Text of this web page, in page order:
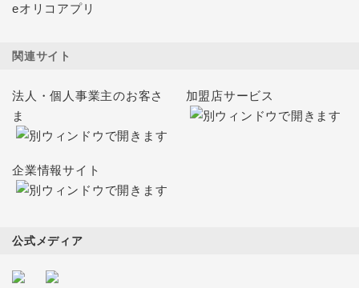
eオリコアプリ
関連サイト
法人・個人事業主のお客さ
ま
加盟店サービス
企業情報サイト
公式メディア